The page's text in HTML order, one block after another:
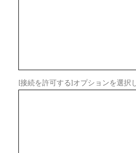
[接続を許可する]オプションを選択